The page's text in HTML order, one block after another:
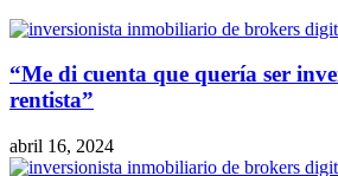
“Me di cuenta que quería ser
rentista”
abril 16, 2024